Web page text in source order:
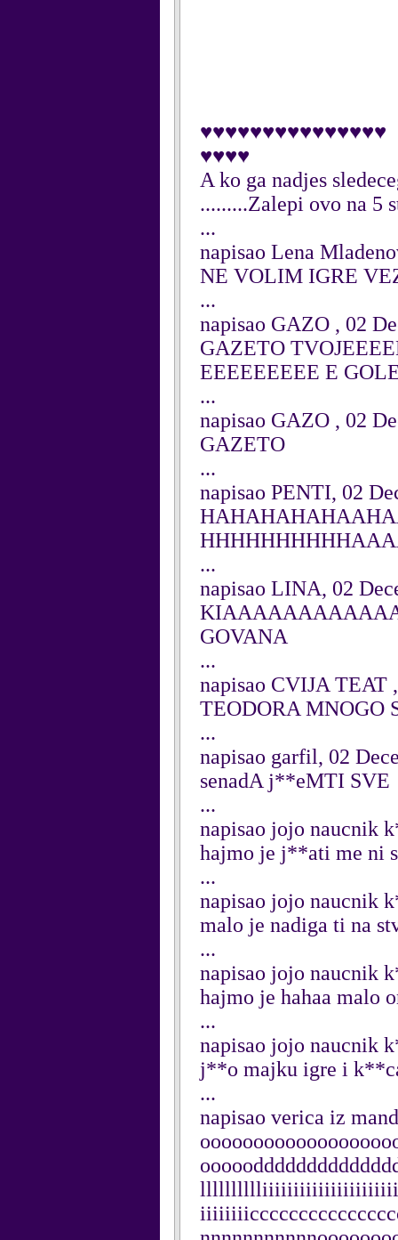
♥♥♥♥♥♥♥♥♥♥♥♥♥♥♥
♥♥♥♥
A ko ga nadjes
.........Zalepi ovo na 5
...
napisao Lena
NE VOLIM IGRE
...
napisao GAZO , 02
GAZETO
EEEEEEEEE E
...
napisao GAZO , 02
GAZETO
...
napisao PENTI, 02
...
napisao LINA, 02
GOVANA
...
napisao CVIJA TEAT
TEODORA MNOGO
...
napisao garfil, 02
senadA j**eMTI SVE
...
napisao jojo naucnik
hajmo je j**ati me ni
...
napisao jojo naucnik
malo je nadiga ti na
...
napisao jojo naucnik
hajmo je hahaa malo
...
napisao jojo naucnik
j**o majku igre i
...
napisao verica iz